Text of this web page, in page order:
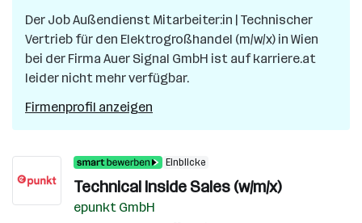
in
Wien
Der JobAußendienst Mitarbeiter:in | Technischer
Vertrieb für den Elektrogroßhandel (m/w/x) in Wien
bei der Firma Auer Signal GmbH ist auf karriere.at
leider nicht mehr verfügbar.
Firmenprofil anzeigen
Einblicke
Technical Inside Sales (w/m/x)
epunkt GmbH